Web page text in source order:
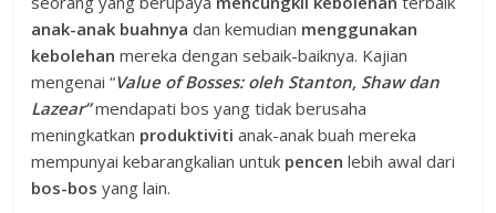
anak-anak buahnyadan kemudian menggunakan
kebolehanmereka dengan sebaik-baiknya. Kajian
mengenai “Value of Bosses: oleh Stanton, Shaw dan
Lazear”mendapati bos yang tidak berusaha
meningkatkan produktivitianak-anak buah mereka
mempunyai kebarangkalian untuk pencenlebih awal dari
bos-bosyang lain.